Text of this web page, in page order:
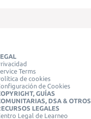
Terms
de cookies
de Cookies
GUÍAS
DSA & OTROS
LEGALES
Legal de Learneo